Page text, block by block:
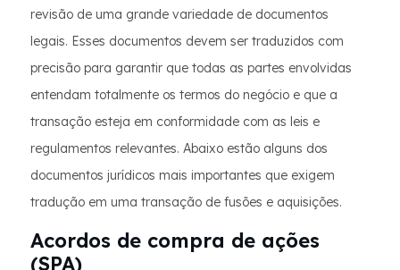
revisão de uma grande variedade de documentos
legais. Esses documentos devem ser traduzidos com
precisão para garantir que todas as partes envolvidas
entendam totalmente os termos do negócio e que a
transação esteja em conformidade com as leis e
regulamentos relevantes. Abaixo estão alguns dos
documentos jurídicos mais importantes que exigem
tradução em uma transação de fusões e aquisições.
Acordos de compra de ações
(SPA)